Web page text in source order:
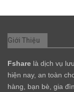
Giới Thiệu
Fshare là dịch vụ
hiện nay, an toàn
hàng, bạn bè, gia